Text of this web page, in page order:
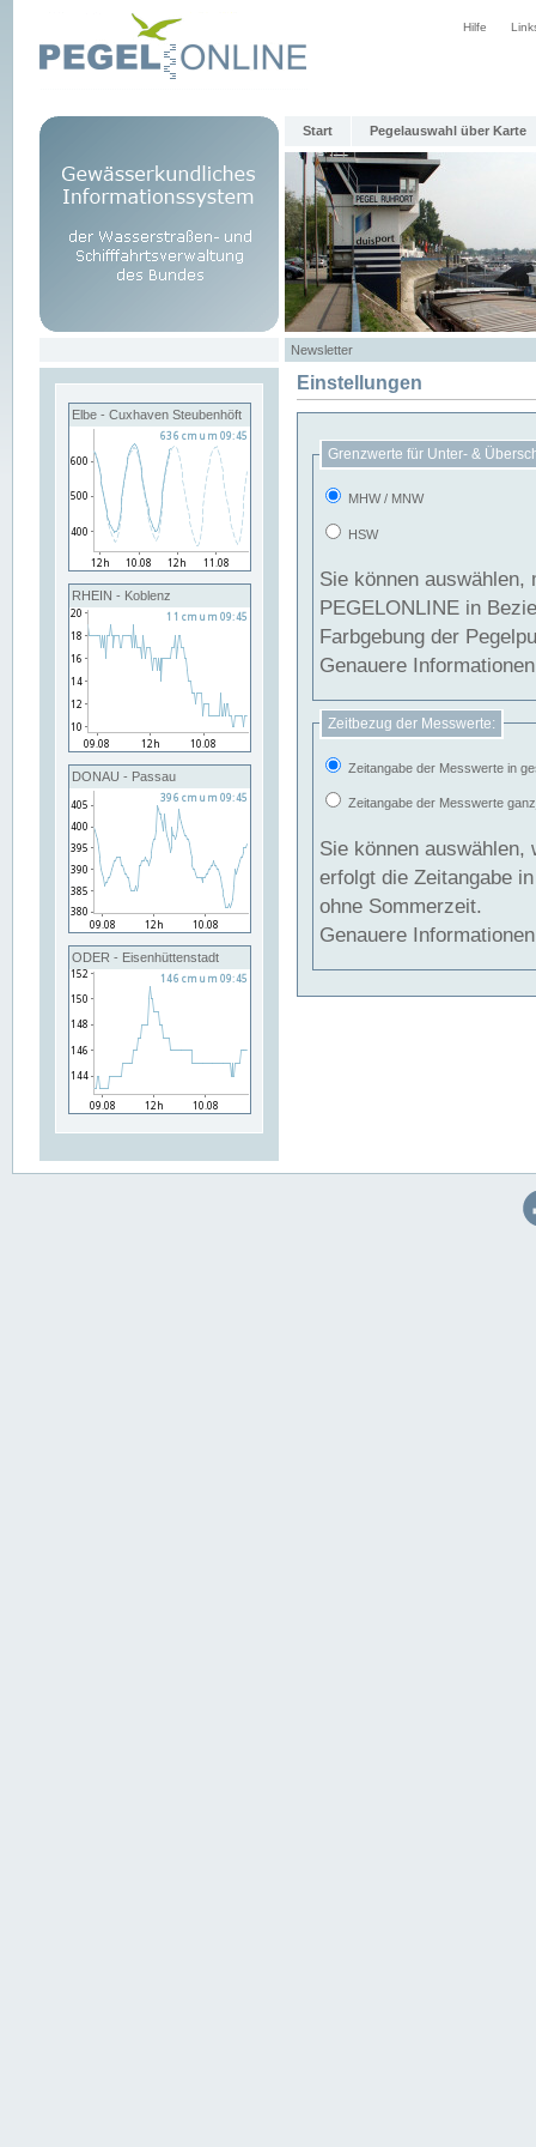
Hilfe
Start Pegelauswahl über Karte
Newsletter
Elbe - Cuxhaven Steubenhöft
RHEIN - Koblenz
DONAU - Passau
ODER - Eisenhüttenstadt
Einstellungen
Grenzwerte für Unter- &
MHW / MNW
HSW
Sie können
PEGELONLINE in Beziehung
Farbgebung der
Genauere
Zeitbezug der Messwerte:
Zeitangabe der Messwerte in
Zeitangabe der Messwerte
Sie können auswählen,
erfolgt die Zeitangabe
ohne Sommerzeit.
Genauere